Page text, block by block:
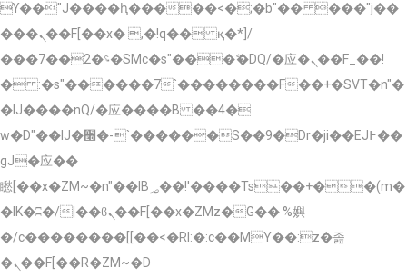
ϒ��"J����ԧ�����<�;�b"�� ���"j��
���ܢ��F[��x� ,�!q�� қ�*]/
���؝�2��7�SMc�s"���ޭ�DQ/�应�ܢ��F_��!
� :�s"������7`��������F��+�SVT�n"�
�IJ����nQ/�应����B ��4�
w�D"��IJ�׭�-`������S��9�Dr�ji��EJ߅��
gJ�应��
矁[��x�ZM~�n"��IB؃��!'����Тѕ��+��(m�
�IK�ʭ�/|��ϐܢ��F[��x�ZMz�G�� %嬩
�/c��������[[��<�RI:�:c��MΎ��:z�졾
�ܢ��F[��R�ZM~�D